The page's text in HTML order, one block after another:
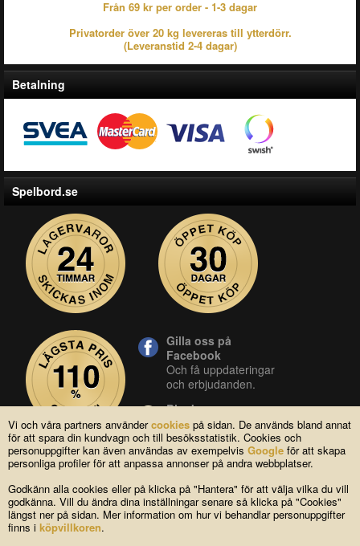
Vi och våra partners användercookies på sidan. De används bland annat
för att spara din kundvagn och till besöksstatistik. Cookies och
personuppgifter kan även användas av exempelvis Google för att skapa
personliga profiler för att anpassa annonser på andra webbplatser.
Godkänn alla cookies eller på klicka på "Hantera" för att välja vilka du vill
godkänna. Vill du ändra dina inställningar senare så klicka på "Cookies"
längst ner på sidan. Mer information om hur vi behandlar personuppgifter
finns i köpvillkoren.
Från 69 kr per order - 1-3 dagar
Privatorder över 20 kg levereras till ytterdörr.
(Leveranstid 2-4 dagar)
Betalning
Spelbord.se
Gilla oss på
Facebook
Och få uppdateringar
och erbjudanden.
Blocket
Vår butik på blocket.
YouTube
Se våra produkter live
Copyright © 2004-2026 Lagsidan AB